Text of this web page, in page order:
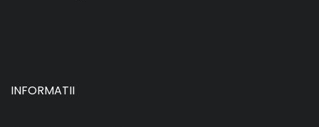
INFORMATII